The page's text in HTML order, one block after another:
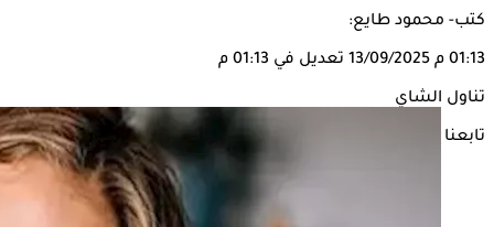
كتب- محمود طايع:
01:13 م 13/09/2025 تعديل في 01:13 م
تناول الشاي
تابعنا على